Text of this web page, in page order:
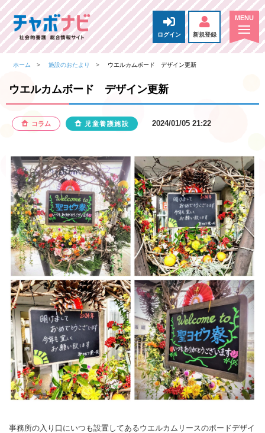
ログイン 新規登録
ホーム 施設のおたより ウエルカムボード デザイン更新
ウエルカムボード デザイン更新
コラム 児童養護施設 2024/01/05 21:22
事務所の入り口にいつも設置してあるウエルカムリースのボードデザイ